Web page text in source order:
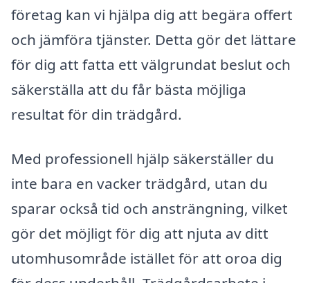
företag kan vi hjälpa dig att begära offert
och jämföra tjänster. Detta gör det lättare
för dig att fatta ett välgrundat beslut och
säkerställa att du får bästa möjliga
resultat för din trädgård.
Med professionell hjälp säkerställer du
inte bara en vacker trädgård, utan du
sparar också tid och ansträngning, vilket
gör det möjligt för dig att njuta av ditt
utomhusområde istället för att oroa dig